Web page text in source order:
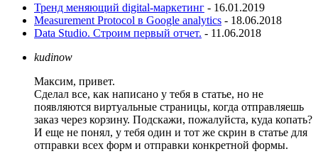
Тренд меняющий digital-маркетинг - 16.01.2019
Measurement Protocol в Google analytics - 18.06.2018
Data Studio. Строим первый отчет. - 11.06.2018
kudinow
Максим, привет.
Сделал все, как написано у тебя в статье, но не
появляются виртуальные страницы, когда отправляешь
заказ через корзину. Подскажи, пожалуйста, куда копать?
И еще не понял, у тебя один и тот же скрин в статье для
отправки всех форм и отправки конкретной формы.